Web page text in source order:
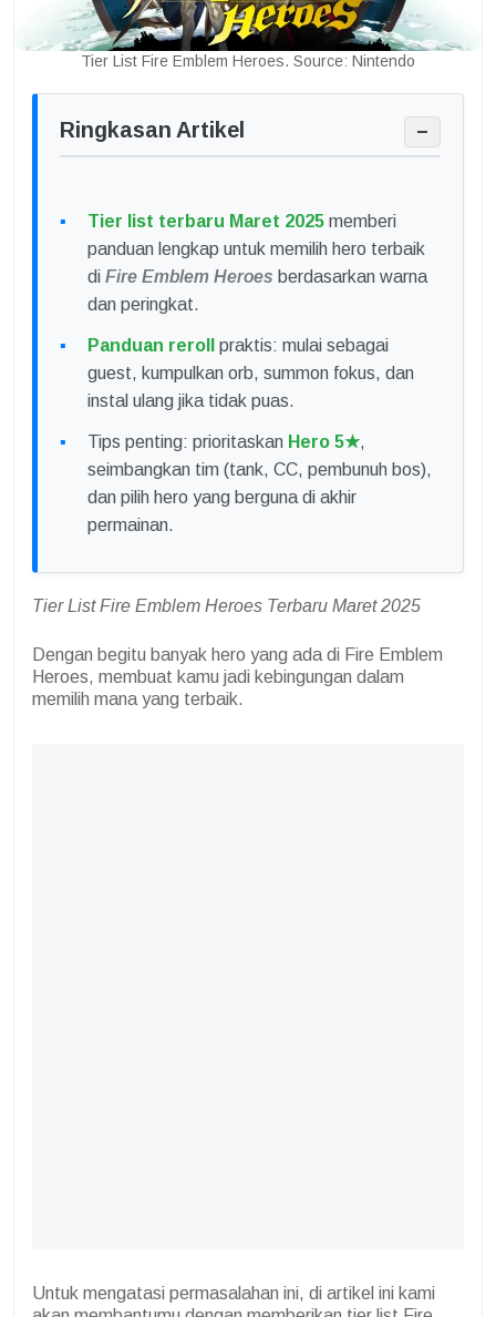
Tier List Fire Emblem Heroes. Source: Nintendo
Ringkasan Artikel −
Tier list terbaru Maret 2025 memberi
panduan lengkap untuk memilih hero terbaik
di Fire Emblem Heroes berdasarkan warna
dan peringkat.
Panduan reroll
praktis: mulai sebagai
guest, kumpulkan orb, summon fokus, dan
instal ulang jika tidak puas.
Tips penting: prioritaskan Hero 5★,
seimbangkan tim (tank, CC, pembunuh bos),
dan pilih hero yang berguna di akhir
permainan.
Tier List Fire Emblem Heroes Terbaru Maret 2025
Dengan begitu banyak hero yang ada di Fire Emblem
Heroes, membuat kamu jadi kebingungan dalam
memilih mana yang terbaik.
Untuk mengatasi permasalahan ini, di artikel ini kami